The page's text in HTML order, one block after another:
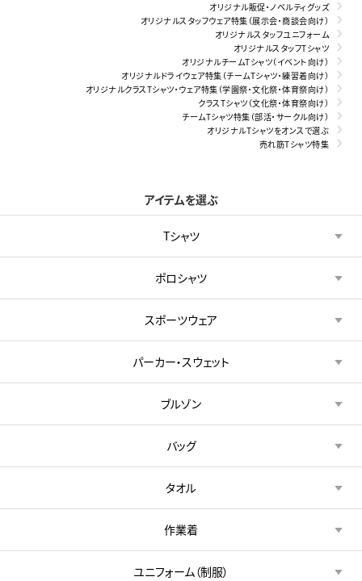
オリジナル販促・ノベルティグッズ
オリジナルスタッフウェア特集（展示会・商談会向け）
オリジナルスタッフユニフォーム
オリジナルスタッフTシャツ
オリジナルチームTシャツ（イベント向け）
オリジナルドライウェア特集（チームTシャツ・練習着向け）
オリジナルクラスTシャツ・ウェア特集（学園祭・文化祭・体育祭向け）
クラスTシャツ（文化祭・体育祭向け）
チームTシャツ特集（部活・サークル向け）
オリジナルTシャツをオンスで選ぶ
売れ筋Tシャツ特集
アイテムを選ぶ
Tシャツ
ポロシャツ
スポーツウェア
パーカー・スウェット
ブルゾン
バッグ
タオル
作業着
ユニフォーム（制服）